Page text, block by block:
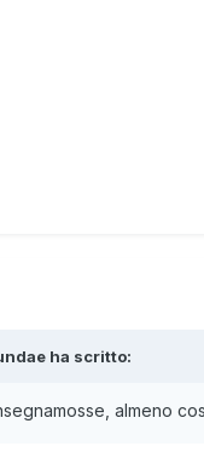
ha scritto:
almeno